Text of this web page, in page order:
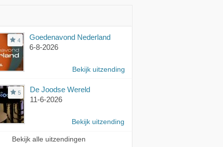
4
Goedenavond Nederland
6-8-2026
Bekijk uitzending
5
De Joodse Wereld
11-6-2026
Bekijk uitzending
Bekijk alle uitzendingen